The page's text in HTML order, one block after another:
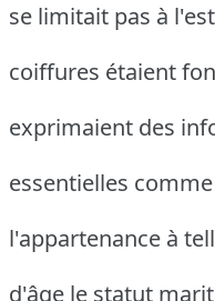
se limitait pas à
coiffures étaient
exprimaient des
essentielles
l'appartenance à
d'âge le statut